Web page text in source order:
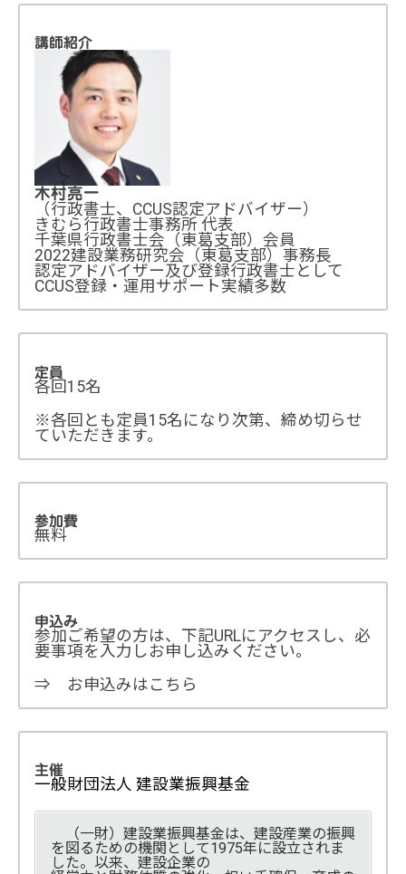
講師紹介
木村亮一
（行政書士、CCUS認定アドバイザー）
きむら行政書士事務所 代表
千葉県行政書士会（東葛支部）会員
2022建設業務研究会（東葛支部）事務長
認定アドバイザー及び登録行政書士として
CCUS登録・運用サポート実績多数
定員
各回15名
※各回とも定員15名になり次第、締め切らせ
ていただきます。
参加費
無料
申込み
参加ご希望の方は、下記URLにアクセスし、必
要事項を入力しお申し込みください。
⇒ お申込みはこちら
主催
一般財団法人 建設業振興基金
（一財）建設業振興基金は、建設産業の振興
を図るための機関として1975年に設立されま
した。以来、建設企業の